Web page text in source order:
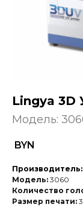
Lingya 3D
Модель:
BYN
Производитель:
Модель: 3060
Количество
Размер печати: